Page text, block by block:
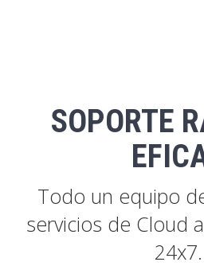
SOPORTE
Todo un equipo
servicios de Cloud
24x7.